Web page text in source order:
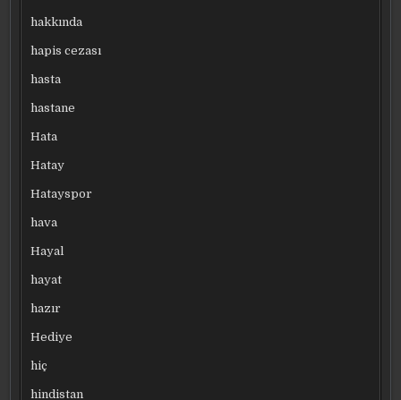
hakkında
hapis cezası
hasta
hastane
Hata
Hatay
Hatayspor
hava
Hayal
hayat
hazır
Hediye
hiç
hindistan